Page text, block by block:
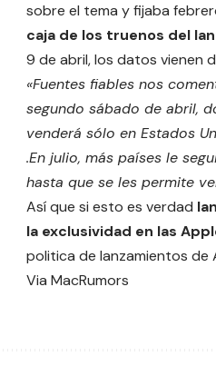
sobre el tema y fijaba
caja de los truenos del
9 de abril, los datos vienen
«Fuentes fiables nos
segundo sábado de abril,
venderá sólo en Estados
.En julio, más países le
hasta que se les permite
Así que si esto es verdad
la exclusividad en las
politica de lanzamientos de
Via MacRumors